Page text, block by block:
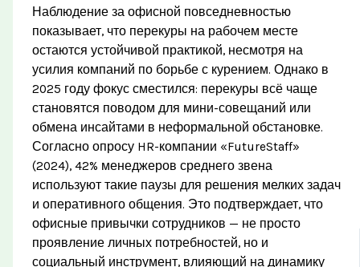
Наблюдение за офисной повседневностью
показывает, что перекуры на рабочем месте
остаются устойчивой практикой, несмотря на
усилия компаний по борьбе с курением. Однако в
2025 году фокус сместился: перекуры всё чаще
становятся поводом для мини-совещаний или
обмена инсайтами в неформальной обстановке.
Согласно опросу HR-компании «FutureStaff»
(2024), 42% менеджеров среднего звена
используют такие паузы для решения мелких задач
и оперативного общения. Это подтверждает, что
офисные привычки сотрудников — не просто
проявление личных потребностей, но и
социальный инструмент, влияющий на динамику